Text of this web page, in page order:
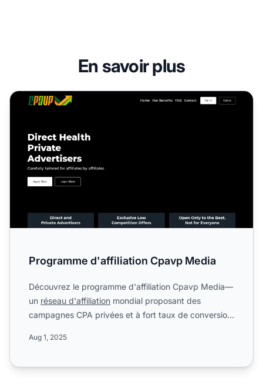
En savoir plus
Programme d'affiliation Cpavp Media
Programme d'affiliation Cpavp Media
Découvrez le programme d'affiliation Cpavp Media—
un réseau d'affiliation mondial proposant des
campagnes CPA privées et à fort taux de conversion
Aug 1, 2025